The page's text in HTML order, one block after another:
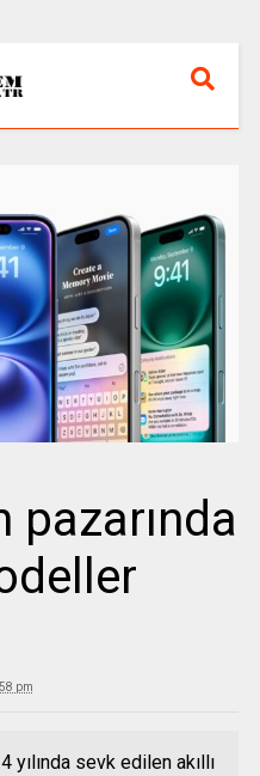
pazarında
pm
sevk edilen akıllı